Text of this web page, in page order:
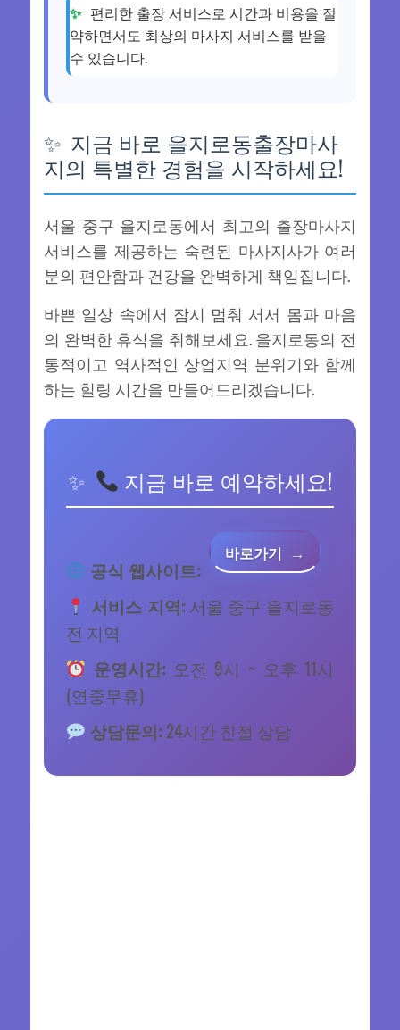
편리한 출장 서비스로 시간과 비용을 절
약하면서도 최상의 마사지 서비스를 받을
수 있습니다.
지금 바로 을지로동출장마사
지의 특별한 경험을 시작하세요!
서울 중구 을지로동에서 최고의 출장마사지
서비스를 제공하는 숙련된 마사지사가 여러
분의 편안함과 건강을 완벽하게 책임집니다.
바쁜 일상 속에서 잠시 멈춰 서서 몸과 마음
의 완벽한 휴식을 취해보세요. 을지로동의 전
통적이고 역사적인 상업지역 분위기와 함께
하는 힐링 시간을 만들어드리겠습니다.
지금 바로 예약하세요!
공식 웹사이트:
바로가기
서비스 지역:서울 중구 을지로동
전 지역
운영시간: 오전 9시 ~ 오후 11시
(연중무휴)
상담문의:24시간 친절 상담